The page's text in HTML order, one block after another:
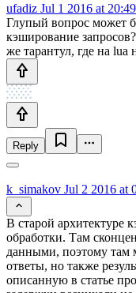
ufadiz Jul 1 2016 at 20:49
Глупый вопрос может
кэширование
же тарантул, где на
Reply
k_simakov Jul 2 2016 at
В старой архитектуре
обработки. Там
данными, поэтому там
ответы, но также
описанную в статье